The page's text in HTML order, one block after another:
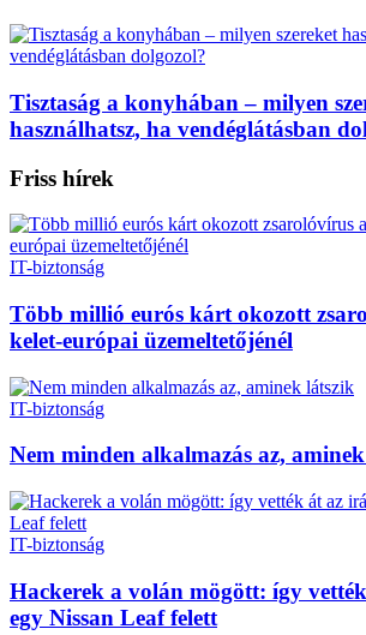
Tisztaság a konyhában – milyen
használhatsz, ha vendéglátásban
Friss hírek
IT-biztonság
Több millió eurós kárt okozott
kelet-európai üzemeltetőjénél
IT-biztonság
Nem minden alkalmazás az,
IT-biztonság
Hackerek a volán mögött: így
egy Nissan Leaf felett